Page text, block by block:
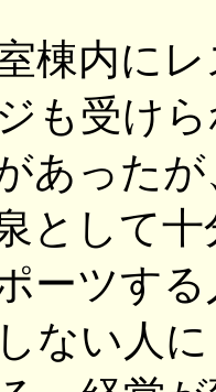
棟内に
も受け
あった
として
ーツす
ない人